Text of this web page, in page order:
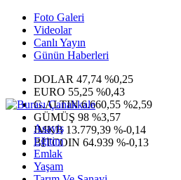
Foto Galeri
Videolar
Canlı Yayın
Günün Haberleri
DOLAR 47,74 %0,25
EURO 55,25 %0,43
G.ALTIN6.660,55 %2,59
GÜMÜŞ 98 %3,57
IMKB 13.779,39 %-0,14
BITCOIN 64.939 %-0,13
Asayiş
Eğitim
Emlak
Yaşam